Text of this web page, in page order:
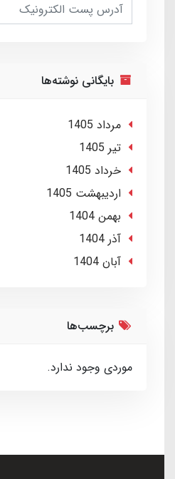
بایگانی نوشته‌ها
مرداد 1405
تير 1405
خرداد 1405
ارديبهشت 1405
بهمن 1404
آذر 1404
آبان 1404
برچسب‌ها
موردی وجود ندارد.